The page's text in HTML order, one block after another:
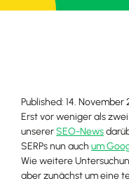
Published: 14. November
Erst vor weniger als
unsererSEO-News
SERPs nun auch um
Wie weitere
aber zunächst um eine